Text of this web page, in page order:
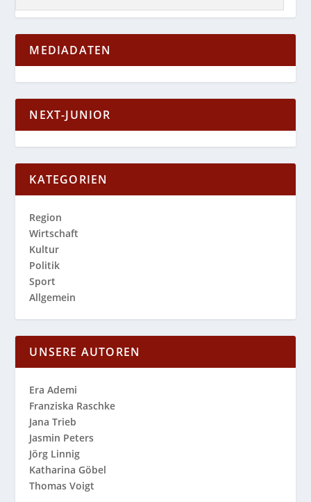
MEDIADATEN
NEXT-JUNIOR
KATEGORIEN
Region
Wirtschaft
Kultur
Politik
Sport
Allgemein
UNSERE AUTOREN
Era Ademi
Franziska Raschke
Jana Trieb
Jasmin Peters
Jörg Linnig
Katharina Göbel
Thomas Voigt